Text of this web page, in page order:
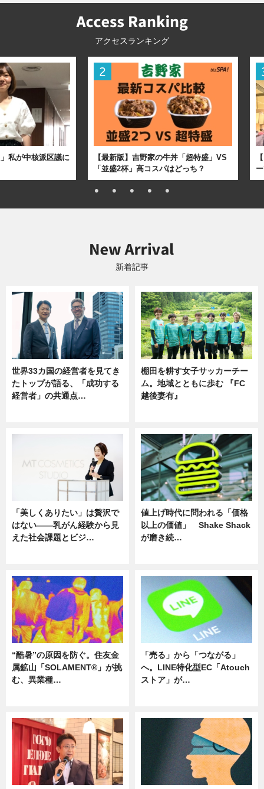
アクセスランキング
私が中核派区議に
【最新版】吉野家の牛丼「超特盛」VS
「並盛2杯」高コスパはどっち？
新着記事
世界33カ国の経営者を見てき
たトップが語る、「成功する
経営者」の共通点…
棚田を耕す女子サッカーチー
ム。地域とともに歩む 『FC
越後妻有』
「美しくありたい」は贅沢で
はない――乳がん経験から見
えた社会課題とビジ…
値上げ時代に問われる「価格
以上の価値」 Shake Shack
が磨き続…
“酷暑”の原因を防ぐ。住友金
属鉱山「SOLAMENT®」が挑
む、異業種…
「売る」から「つながる」
へ。LINE特化型EC「Atouch
ストア」が…